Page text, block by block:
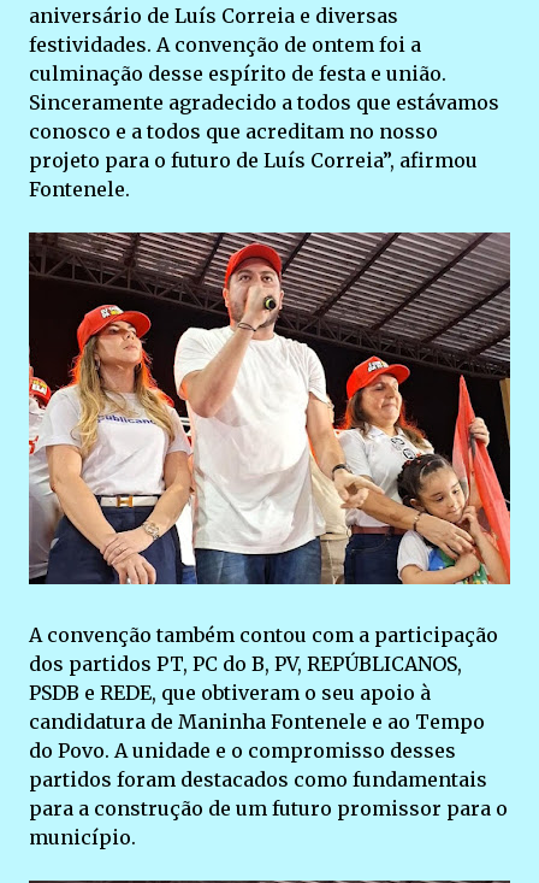
aniversário de Luís Correia e diversas
festividades. A convenção de ontem foi a
culminação desse espírito de festa e união.
Sinceramente agradecido a todos que estávamos
conosco e a todos que acreditam no nosso
projeto para o futuro de Luís Correia”, afirmou
Fontenele.
A convenção também contou com a participação
dos partidos PT, PC do B, PV, REPÚBLICANOS,
PSDB e REDE, que obtiveram o seu apoio à
candidatura de Maninha Fontenele e ao Tempo
do Povo. A unidade e o compromisso desses
partidos foram destacados como fundamentais
para a construção de um futuro promissor para o
município.